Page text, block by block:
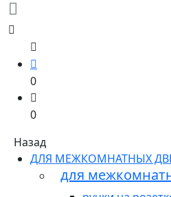
0
0
Назад
ДЛЯ МЕЖКОМНАТНЫХ
для